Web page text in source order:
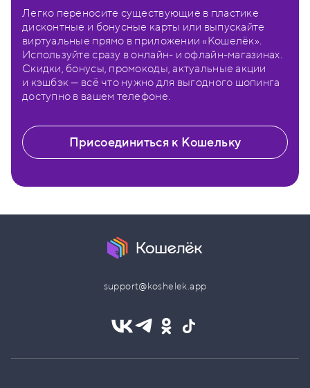
Легко переносите существующие в пластике
дисконтные и бонусные карты или выпускайте
виртуальные прямо в приложении «Кошелёк».
Используйте сразу в онлайн- и офлайн-магазинах.
Скидки, бонусы, промокоды, актуальные акции
и кэшбэк — всё что нужно для выгодного шопинга
доступно в вашем телефоне.
Присоединиться к Кошельку
support@koshelek.app